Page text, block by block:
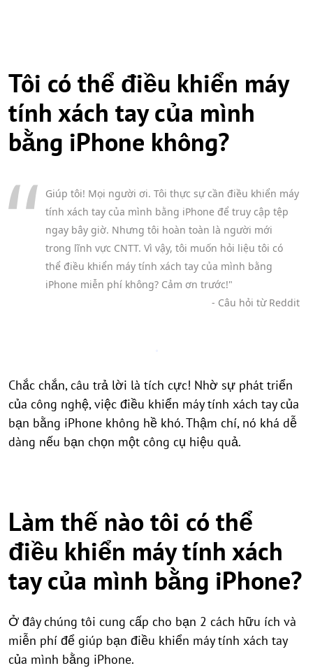
Tôi có thể điều khiển máy
tính xách tay của mình
bằng iPhone không?
Giúp tôi! Mọi người ơi. Tôi thực sự cần điều khiển máy
tính xách tay của mình bằng iPhone để truy cập tệp
ngay bây giờ. Nhưng tôi hoàn toàn là người mới
trong lĩnh vực CNTT. Vì vậy, tôi muốn hỏi liệu tôi có
thể điều khiển máy tính xách tay của mình bằng
iPhone miễn phí không? Cảm ơn trước!"
- Câu hỏi từ Reddit
Chắc chắn, câu trả lời là tích cực! Nhờ sự phát triển
của công nghệ, việc điều khiển máy tính xách tay của
bạn bằng iPhone không hề khó. Thậm chí, nó khá dễ
dàng nếu bạn chọn một công cụ hiệu quả.
Làm thế nào tôi có thể
điều khiển máy tính xách
tay của mình bằng iPhone?
Ở đây chúng tôi cung cấp cho bạn 2 cách hữu ích và
miễn phí để giúp bạn điều khiển máy tính xách tay
của mình bằng iPhone.